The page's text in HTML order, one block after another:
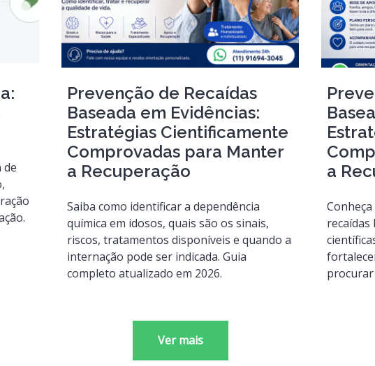
de
Prevenção de Recaídas
Baseada em Evidências:
Estratégias Cientificamente
Comprovadas para Manter
a Recuperação
Saiba como identificar a dependência
química em idosos, quais são os sinais,
riscos, tratamentos disponíveis e quando a
internação pode ser indicada. Guia
completo atualizado em 2026.
a
recaídas
procurar
Ver mais